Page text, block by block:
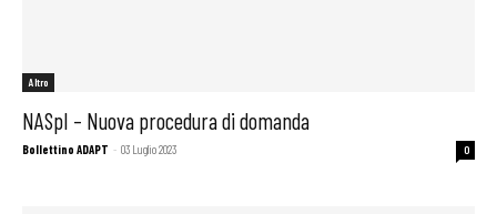
Altro
NASpI – Nuova procedura di domanda
Bollettino ADAPT - 03 Luglio 2023 0